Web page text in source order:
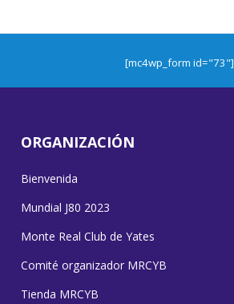
[mc4wp_form id="73"]
ORGANIZACIÓN
Bienvenida
Mundial J80 2023
Monte Real Club de Yates
Comité organizador MRCYB
Tienda MRCYB